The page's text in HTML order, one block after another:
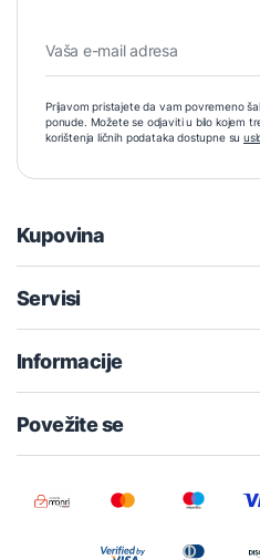
Prijavom pristajete da vam povremeno
ponude. Možete se odjaviti u bilo kojem
korištenja ličnih podataka dostupne su
Kupovina
Servisi
Informacije
Povežite se